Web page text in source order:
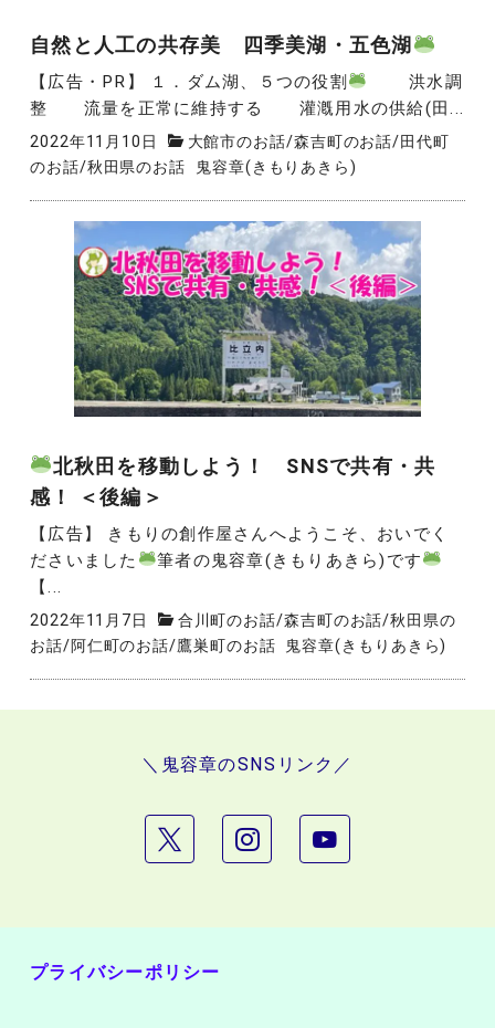
自然と人工の共存美 四季美湖・五色湖
【広告・PR】 １．ダム湖、５つの役割
洪水調
整 流量を正常に維持する 灌漑用水の供給(田...
2022年11月10日 大館市のお話/森吉町のお話/ 田代町
のお話/秋田県のお話 鬼容章(きもりあきら)
北秋田を移動しよう！ SNSで共有・共
感！ ＜後編＞
【広告】 きもりの創作屋さんへようこそ、おいでく
ださいました
筆者の鬼容章(きもりあきら)です
【...
2022年11月7日 合川町のお話/森吉町のお話/秋田県の
お話/阿仁町のお話/鷹巣町のお話 鬼容章(きもりあきら)
＼鬼容章のSNSリンク／
プライバシーポリシー